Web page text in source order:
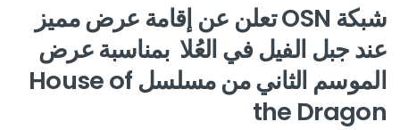
شبكة OSN تعلن عن إقامة عرض مميز
عند جبل الفيل في العُلا بمناسبة عرض
الموسم الثاني من مسلسل House of
the Dragon